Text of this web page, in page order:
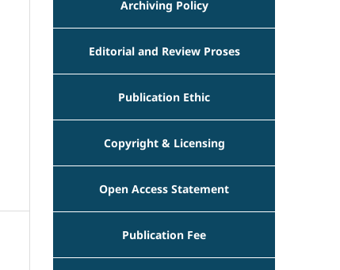
Archiving Policy
Editorial and Review Proses
Publication Ethic
Copyright & Licensing
Open Access Statement
Publication Fee